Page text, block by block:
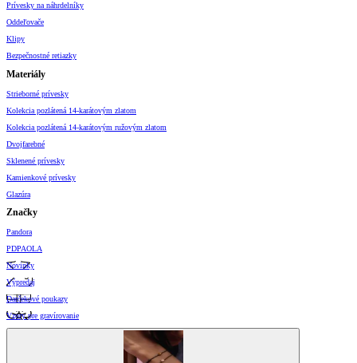
Prívesky na náhrdelníky
Oddeľovače
Klipy
Bezpečnostné retiazky
Materiály
Strieborné prívesky
Kolekcia pozlátená 14-karátovým zlatom
Kolekcia pozlátená 14-karátovým ružovým zlatom
Dvojfarebné
Sklenené prívesky
Kamienkové prívesky
Glazúra
Značky
Pandora
PDPAOLA
Novinky
Výpredaj
Darčekové poukazy
Vzory pre gravírovanie